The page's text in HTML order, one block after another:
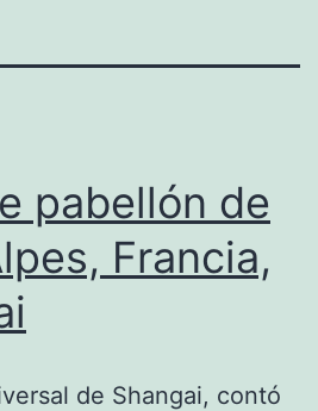
pabellón de
Francia,
de Shangai, contó